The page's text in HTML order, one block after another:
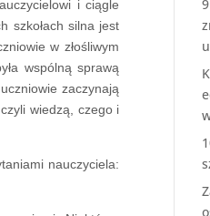
i ciągle
szkołach silna jest
w złośliwym
wspólną sprawą
zaczynają
wiedzą, czego i
nauczyciela: